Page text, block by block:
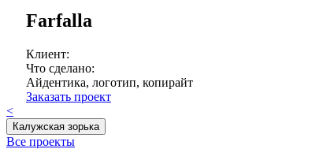
Farfalla
Клиент:
Что сделано:
Айдентика, логотип, копирайт
Заказать проект
<
Калужская зорька
Все проекты